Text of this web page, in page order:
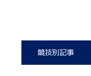
競技別記事